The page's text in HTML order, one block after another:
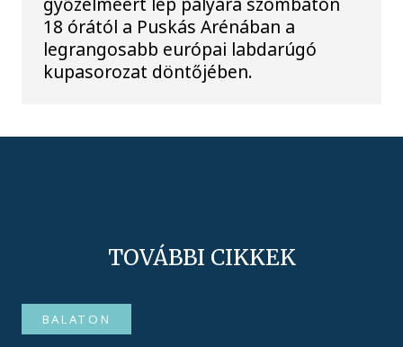
18 órától a Puskás Arénában a
legrangosabb európai labdarúgó
kupasorozat döntőjében.
TOVÁBBI CIKKEK
BALATON